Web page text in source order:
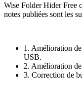
Wise Folder Hider Free
notes publiées sont les
1. Amélioration
USB.
2. Amélioration
3. Correction de